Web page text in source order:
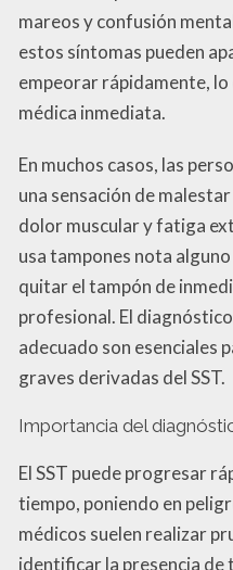
mareos y confusión
estos síntomas pueden
empeorar rápidamente,
médica inmediata.
En muchos casos, las
una sensación de
dolor muscular y fatiga
usa tampones nota
quitar el tampón de
profesional. El
adecuado son esenciales
graves derivadas del SST.
Importancia del
El SST puede progresar
tiempo, poniendo en
médicos suelen realizar
identificar la presencia de